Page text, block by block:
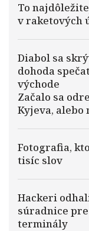
To
v raketových
Diabol sa
dohoda
východe
Začalo sa
Kyjeva, alebo
Fotografia,
tisíc slov
Hackeri
súradnice
terminály